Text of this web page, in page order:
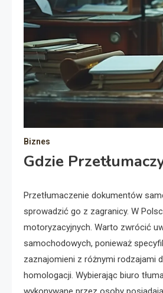
Biznes
Gdzie
Przetłumaczenie dokumentów
sprowadzić go z zagranicy. W
motoryzacyjnych. Warto zwrócić
samochodowych, ponieważ
zaznajomieni z różnymi rodzajami
homologacji. Wybierając biuro